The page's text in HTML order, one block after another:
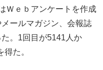
Ｗｅｂアンケートを作成
ールマガジン、会報誌
。1回目が5141人か
た。